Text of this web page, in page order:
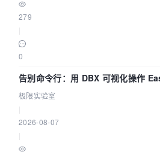
279
0
告别命令行：用 DBX 可视化操作
极限实验室
2026-08-07